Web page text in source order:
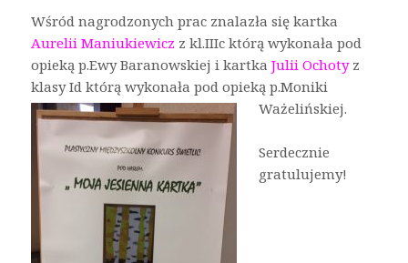
Wśród nagrodzonych prac znalazła się kartka
Aurelii Maniukiewicz z kl.IIIc którą wykonała pod
opieką p.Ewy Baranowskiej i kartkaJulii Ochotyz
klasy Id którą wykonała pod opieką p.Moniki
Ważelińskiej.
Serdecznie
gratulujemy!